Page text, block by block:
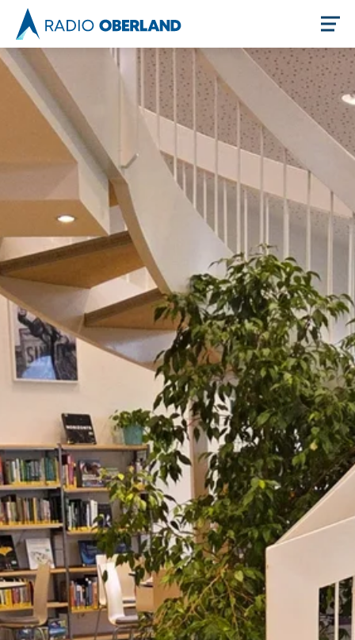
Jetzt live hören
Newsreader
Stellenangebote
Unternehmen
Das geheime Geräusch
Wandern
Fotobox
Amphibienschutz
Team
Programm
Service
Nachgehört
Handwerker